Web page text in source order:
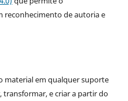
de autoria e
material em qualquer suporte
e criar a partir do